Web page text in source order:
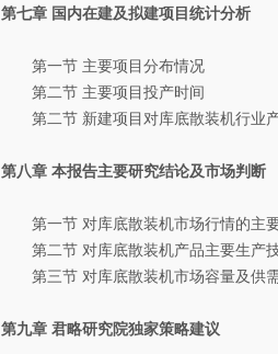
第七章 国内在建及拟建项目统计分析
第一节 主要项目分布情况
第二节 主要项目投产时间
第二节 新建项目对库底散装机行业
第八章 本报告主要研究结论及市场判断
第一节 对库底散装机市场行情的主
第二节 对库底散装机产品主要生产
第三节 对库底散装机市场容量及供
第九章 君略研究院独家策略建议